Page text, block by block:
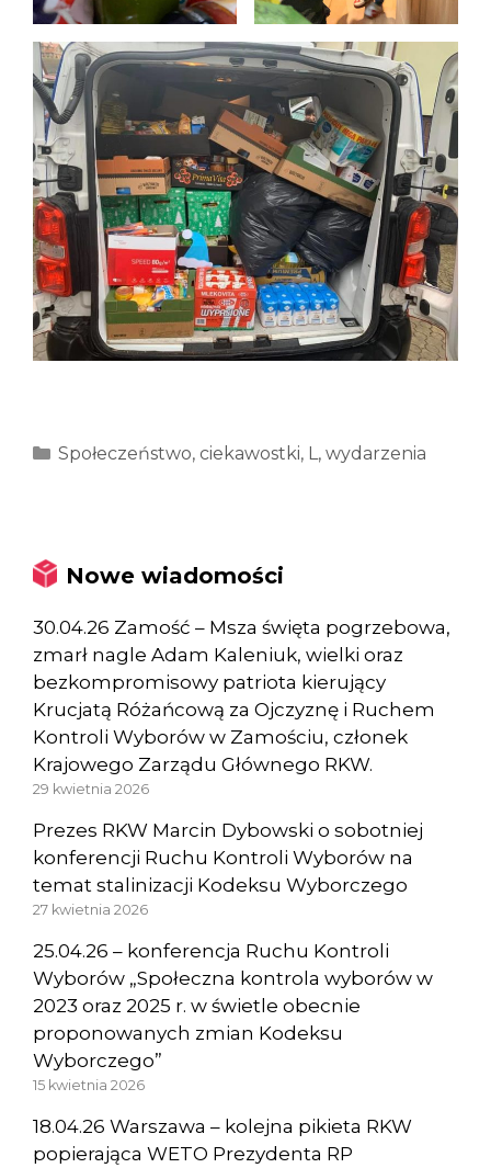
Kategorie
Społeczeństwo, ciekawostki, L , wydarzenia
Nowe wiadomości
30.04.26 Zamość – Msza święta pogrzebowa,
zmarł nagle Adam Kaleniuk, wielki oraz
bezkompromisowy patriota kierujący
Krucjatą Różańcową za Ojczyznę i Ruchem
Kontroli Wyborów w Zamościu, członek
Krajowego Zarządu Głównego RKW.
29 kwietnia 2026
Prezes RKW Marcin Dybowski o sobotniej
konferencji Ruchu Kontroli Wyborów na
temat stalinizacji Kodeksu Wyborczego
27 kwietnia 2026
25.04.26 – konferencja Ruchu Kontroli
Wyborów „Społeczna kontrola wyborów w
2023 oraz 2025 r. w świetle obecnie
proponowanych zmian Kodeksu
Wyborczego”
15 kwietnia 2026
18.04.26 Warszawa – kolejna pikieta RKW
popierająca WETO Prezydenta RP